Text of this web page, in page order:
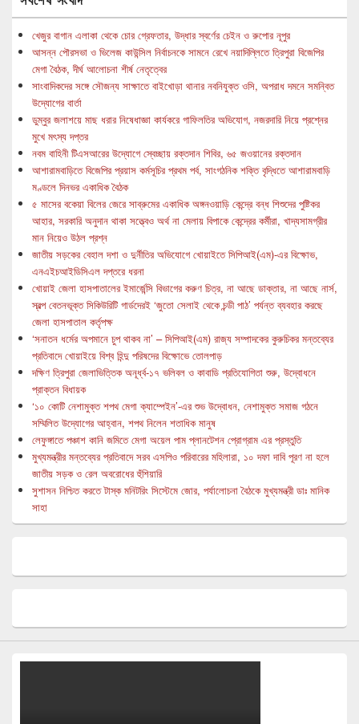
খেজুর বাগান এলাকা থেকে চোর গ্রেফতার, উদ্ধার স্বর্ণের চেইন ও রুপোর নূপুর
আসন্ন পৌরসভা ও ভিলেজ কাউন্সিল নির্বাচনকে সামনে রেখে নয়াদিল্লিতে ত্রিপুরা বিজেপির
মেগা বৈঠক, দীর্ঘ আলোচনা শীর্ষ নেতৃত্বের
সাংবাদিকদের সঙ্গে সৌজন্য সাক্ষাতে বাইখোড়া থানার নবনিযুক্ত ওসি, অপরাধ দমনে সমন্বিত
উদ্যোগের বার্তা
ডুম্বুর জলাশয়ে মাছ ধরার নিষেধাজ্ঞা কার্যকরে গাফিলতির অভিযোগ, নজরদারি নিয়ে প্রশ্নের
মুখে মৎস্য দপ্তর
নবম বাহিনী টিএসআরের উদ্যোগে স্বেচ্ছায় রক্তদান শিবির, ৬৫ জওয়ানের রক্তদান
আশারামবাড়িতে বিজেপির প্রয়াস কর্মসূচির প্রথম পর্ব, সাংগঠনিক শক্তি বৃদ্ধিতে আশারামবাড়ি
মণ্ডলে দিনভর একাধিক বৈঠক
৫ মাসের বকেয়া বিলের জেরে সাব্রুমের একাধিক অঙ্গনওয়াড়ি কেন্দ্রে বন্ধ শিশুদের পুষ্টিকর
আহার, সরকারি অনুদান থাকা সত্ত্বেও অর্থ না মেলায় বিপাকে কেন্দ্রের কর্মীরা, খাদ্যসামগ্রীর
মান নিয়েও উঠল প্রশ্ন
জাতীয় সড়কের বেহাল দশা ও দুর্নীতির অভিযোগে খোয়াইতে সিপিআই(এম)-এর বিক্ষোভ,
এনএইচআইডিসিএল দপ্তরে ধরনা
খোয়াই জেলা হাসপাতালের ইমার্জেন্সি বিভাগের করুণ চিত্র, না আছে ডাক্তার, না আছে নার্স,
স্বল্প বেতনভূক্ত সিকিউরিটি গার্ডদেরই ‘জুতো সেলাই থেকে চন্ডী পাঠ’ পর্যন্ত ব্যবহার করছে
জেলা হাসপাতাল কর্তৃপক্ষ
‘সনাতন ধর্মের অপমানে চুপ থাকব না’ – সিপিআই(এম) রাজ্য সম্পাদকের কুরুচিকর মন্তব্যের
প্রতিবাদে খোয়াইয়ে বিশ্ব হিন্দু পরিষদের বিক্ষোভে তোলপাড়
দক্ষিণ ত্রিপুরা জেলাভিত্তিক অনূর্ধ্ব-১৭ ভলিবল ও কাবাডি প্রতিযোগিতা শুরু, উদ্বোধনে
প্রাক্তন বিধায়ক
‘১০ কোটি নেশামুক্ত শপথ মেগা ক্যাম্পেইন’-এর শুভ উদ্বোধন, নেশামুক্ত সমাজ গঠনে
সম্মিলিত উদ্যোগের আহ্বান, শপথ নিলেন শতাধিক মানুষ
লেফুঙ্গাতে পঞ্চাশ কানি জমিতে মেগা অয়েল পাম প্লানটেশন প্রোগ্রাম এর প্রস্তুতি
মুখ্যমন্ত্রীর মন্তব্যের প্রতিবাদে সরব এসপিও পরিবারের মহিলারা, ১০ দফা দাবি পূরণ না হলে
জাতীয় সড়ক ও রেল অবরোধের হুঁশিয়ারি
সুশাসন নিশ্চিত করতে টাস্ক মনিটরিং সিস্টেমে জোর, পর্যালোচনা বৈঠকে মুখ্যমন্ত্রী ডাঃ মানিক
সাহা